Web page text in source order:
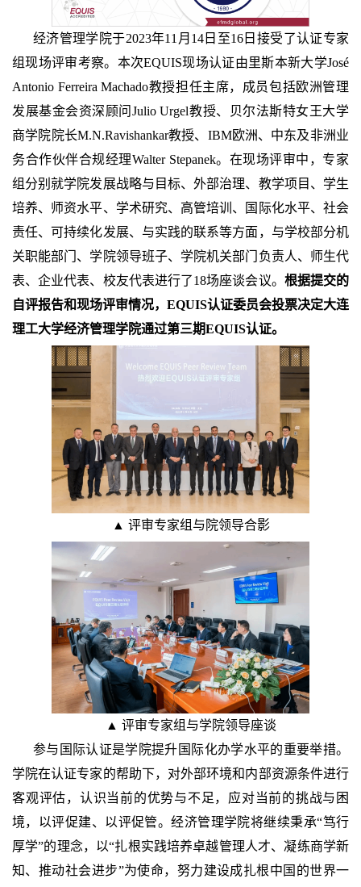
经济管理学院于2023年11月14日至16日接受了认证专家
组现场评审考察。本次EQUIS现场认证由里斯本新大学José
Antonio Ferreira Machado教授担任主席，成员包括欧洲管理
发展基金会资深顾问Julio Urgel教授、贝尔法斯特女王大学
商学院院长M.N.Ravishankar教授、IBM欧洲、中东及非洲业
务合作伙伴合规经理Walter Stepanek。在现场评审中，专家
组分别就学院发展战略与目标、外部治理、教学项目、学生
培养、师资水平、学术研究、高管培训、国际化水平、社会
责任、可持续化发展、与实践的联系等方面，与学校部分机
关职能部门、学院领导班子、学院机关部门负责人、师生代
表、企业代表、校友代表进行了18场座谈会议。 根据提交的
自评报告和现场评审情况，EQUIS认证委员会投票决定大连
理工大学经济管理学院通过第三期EQUIS认证。
▲ 评审专家组与院领导合影
▲ 评审专家组与学院领导座谈
参与国际认证是学院提升国际化办学水平的重要举措。
学院在认证专家的帮助下，对外部环境和内部资源条件进行
客观评估，认识当前的优势与不足，应对当前的挑战与困
境，以评促建、以评促管。经济管理学院将继续秉承“笃行
厚学”的理念，以“扎根实践培养卓越管理人才、凝练商学新
知、推动社会进步”为使命，努力建设成扎根中国的世界一